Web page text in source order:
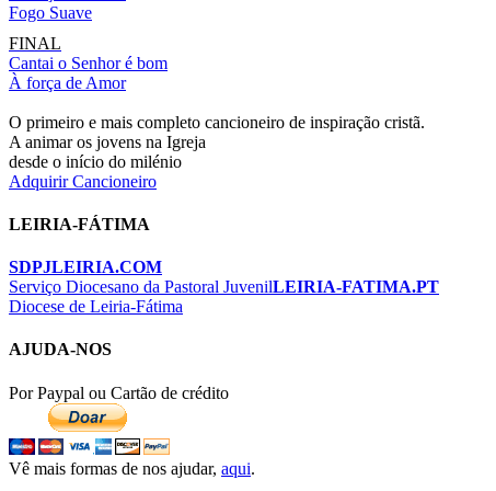
Fogo Suave
FINAL
Cantai o Senhor é bom
À força de Amor
O primeiro e mais completo cancioneiro de inspiração cristã.
A animar os jovens na Igreja
desde o início do milénio
Adquirir Cancioneiro
LEIRIA-FÁTIMA
SDPJLEIRIA.COM
Serviço Diocesano da Pastoral JuvenilLEIRIA-FATIMA.PT
Diocese de Leiria-Fátima
AJUDA-NOS
Por Paypal ou Cartão de crédito
Vê mais formas de nos ajudar, aqui.